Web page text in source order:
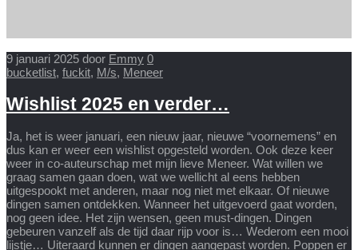
9 januari 2025 door Emmy 0
bucketlist, fuckit, M/s, Meneer
Wishlist 2025 en verder…
Ja, het is weer januari, een nieuw jaar, nieuwe “voornemens” en
dus kan er weer een wishlist opgesteld worden. Ook deze keer
weer in co-auteurschap met mijn lieve Meneer. Wat willen we
graag samen gaan doen, wat we wellicht al eens hebben
uitgespookt met anderen, maar nog niet met elkaar. Of nieuwe
dingen samen ontdekken. Wanneer het uitgevoerd gaat worden,
nog geen idee. Het zijn wensen, geen must-dingen. Dingen
gebeuren vanzelf als de tijd daar rijp voor is… Wederom een mooi
lijstje… Uiteraard kunnen er dingen aangepast worden. Poppen er